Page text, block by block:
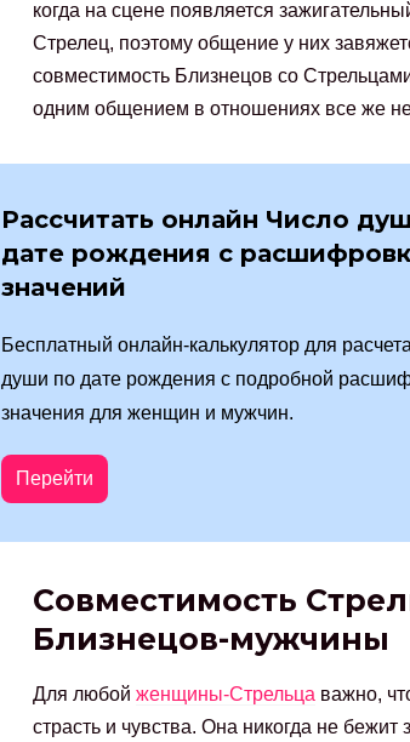
когда на сцене появляется
Стрелец, поэтому общение у них
совместимость Близнецов со
одним общением в отношениях все же
Рассчитать онлайн Число
дате рождения с
значений
Бесплатный онлайн-калькулятор для
души по дате рождения с подробной
значения для женщин и мужчин.
Перейти
Совместимость
Близнецов-мужчины
Для любой женщины-Стрельца важно,
страсть и чувства. Она никогда не